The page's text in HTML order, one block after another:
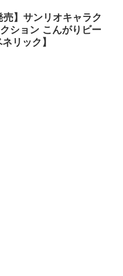
売】サンリオキャラク
ション こんがりビー
リック】